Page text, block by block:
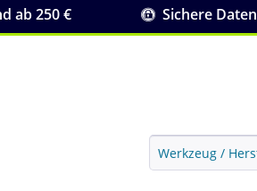
ab 250 € Sichere